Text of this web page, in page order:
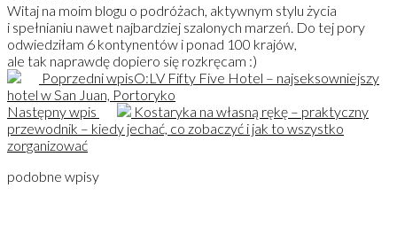
Witaj na moim blogu o podróżach, aktywnym stylu życia
i spełnianiu nawet najbardziej szalonych marzeń. Do tej pory
odwiedziłam 6 kontynentów i ponad 100 krajów,
ale tak naprawdę dopiero się rozkręcam :)
Poprzedni wpisO:LV Fifty Five Hotel – najseksowniejszy
hotel w San Juan, Portoryko
Następny wpis
Kostaryka na własną rękę – praktyczny
przewodnik – kiedy jechać, co zobaczyć i jak to wszystko
zorganizować
podobne wpisy